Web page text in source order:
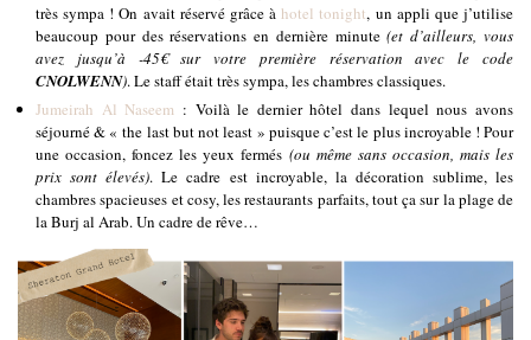
très sympa ! On avait réservé grâce àhotel tonight, un appli que j’utilise
beaucoup pour des réservations en dernière minute(et d’ailleurs, vous
avez jusqu’à -45€ sur votre première réservation avec le code
CNOLWENN). Le staff était très sympa, les chambres classiques.
Jumeirah Al Naseem : Voilà le dernier hôtel dans lequel nous avons
séjourné & « the last but not least » puisque c’est le plus incroyable ! Pour
une occasion, foncez les yeux fermés (ou même sans occasion, mais les
prix sont élevés). Le cadre est incroyable, la décoration sublime, les
chambres spacieuses et cosy, les restaurants parfaits, tout ça sur la plage de
la Burj al Arab. Un cadre de rêve…